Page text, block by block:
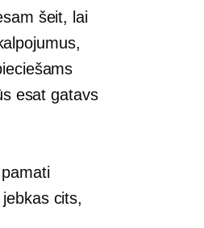
šeit, lai
esat gatavs
cits,